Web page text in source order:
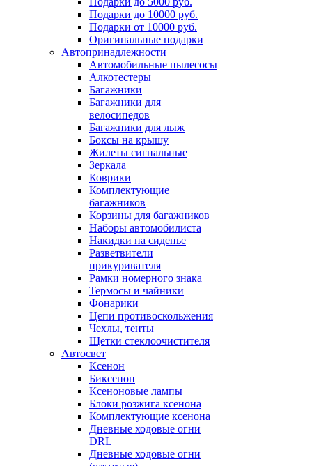
Подарки до 10000 руб.
Подарки от 10000 руб.
Оригинальные подарки
Автопринадлежности
Автомобильные пылесосы
Алкотестеры
Багажники
Багажники для
велосипедов
Багажники для лыж
Боксы на крышу
Жилеты сигнальные
Зеркала
Коврики
Комплектующие
багажников
Корзины для багажников
Наборы автомобилиста
Накидки на сиденье
Разветвители
прикуривателя
Рамки номерного знака
Термосы и чайники
Фонарики
Цепи противоскольжения
Чехлы, тенты
Щетки стеклоочистителя
Автосвет
Ксенон
Биксенон
Ксеноновые лампы
Блоки розжига ксенона
Комплектующие ксенона
Дневные ходовые огни
DRL
Дневные ходовые огни